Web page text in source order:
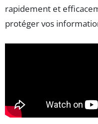
rapidement et
protéger vos